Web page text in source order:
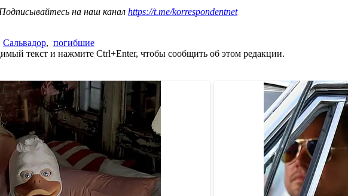
на наш канал https://t.me/korrespondentnet
Сальвадор, погибшие
текст и нажмите Ctrl+Enter, чтобы сообщить об этом редакции.